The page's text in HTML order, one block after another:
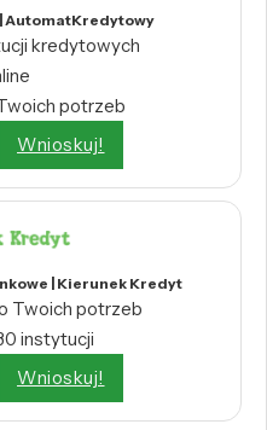
AutomatKredytowy
kredytowych
potrzeb
Wnioskuj!
| Kierunek Kredyt
Twoich potrzeb
instytucji
Wnioskuj!